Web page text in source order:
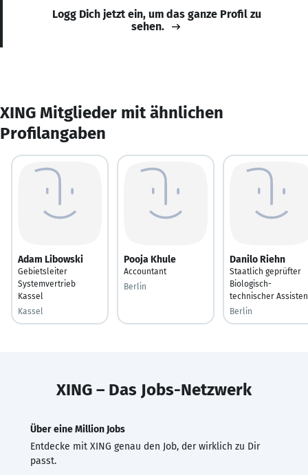
Logg Dich jetzt ein, um das ganze Profil zu
sehen.
XING Mitglieder mit ähnlichen
Profilangaben
Adam Libowski
Gebietsleiter
Systemvertrieb
Kassel
Kassel
Pooja Khule
Accountant
Berlin
Danilo Riehn
Staatlich geprüfter
Biologisch-
technischer
Berlin
XING – Das Jobs-Netzwerk
Über eine Million Jobs
Entdecke mit XING genau den Job, der wirklich zu Dir
passt.